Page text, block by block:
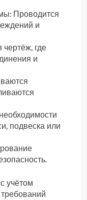
Проводится
и
чертёж, где
и
подвеска или
учётом